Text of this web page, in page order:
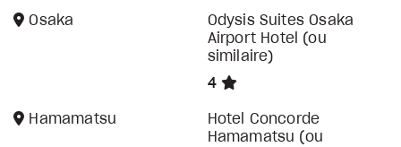
Osaka
Odysis Suites Osaka
Airport Hotel (ou
similaire)
4
Hamamatsu
Hotel Concorde
Hamamatsu (ou